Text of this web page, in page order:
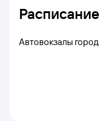
Автовокзалы